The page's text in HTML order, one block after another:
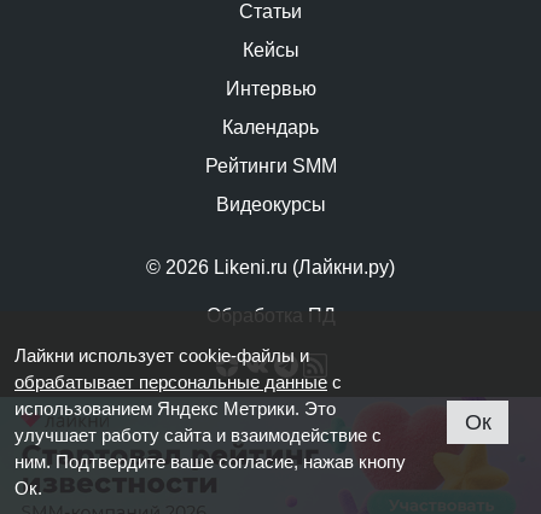
© 2026 Likeni.ru (Лайкни.ру)
Обработка ПД
Статьи
Кейсы
Интервью
Календарь
Рейтинги SMM
Видеокурсы
Лайкни использует cookie-файлы и
обрабатывает персональные данные с
использованием Яндекс Метрики. Это
улучшает работу сайта и взаимодействие с
ним. Подтвердите ваше согласие, нажав кнопу
Ок.
Ок